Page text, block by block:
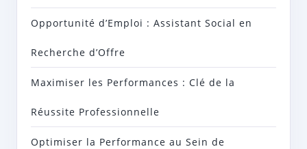
Opportunité d’Emploi : Assistant Social en
Recherche d’Offre
Maximiser les Performances : Clé de la
Réussite Professionnelle
Optimiser la Performance au Sein de